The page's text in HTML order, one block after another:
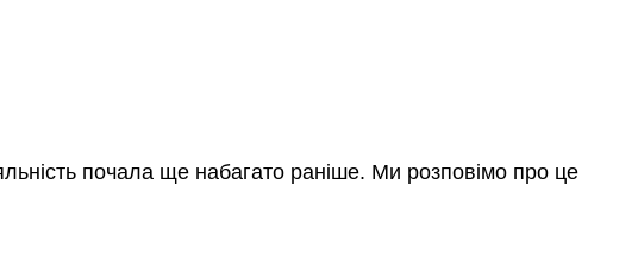
почала ще набагато раніше. Ми розповімо про це